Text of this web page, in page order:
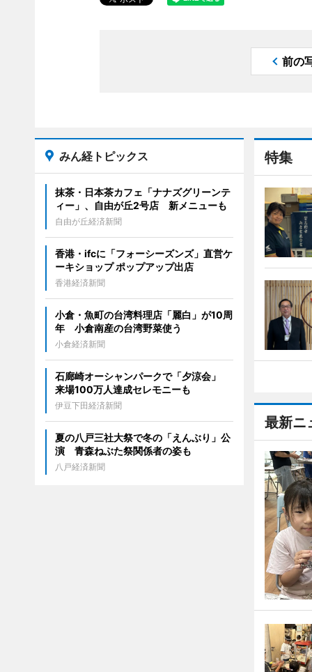
前の
特集
最新ニ
みん経トピックス
抹茶・日本茶カフェ「ナナズグリーンテ
ィー」、自由が丘2号店 新メニューも
自由が丘経済新聞
香港・ifcに「フォーシーズンズ」直営ケ
ーキショップ ポップアップ出店
香港経済新聞
小倉・魚町の台湾料理店「麗白」が10周
年 小倉南産の台湾野菜使う
小倉経済新聞
石廊崎オーシャンパークで「夕涼会」
来場100万人達成セレモニーも
伊豆下田経済新聞
夏の八戸三社大祭で冬の「えんぶり」公
演 青森ねぶた祭関係者の姿も
八戸経済新聞